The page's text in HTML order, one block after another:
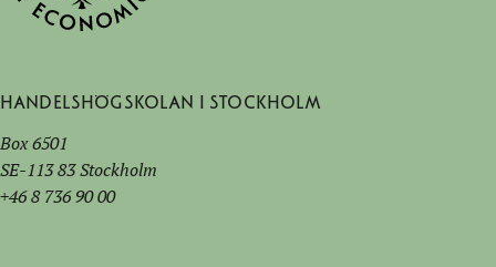
Handelshögskolan i Stockholm
Box 6501
SE-113 83 Stockholm
+46 8 736 90 00